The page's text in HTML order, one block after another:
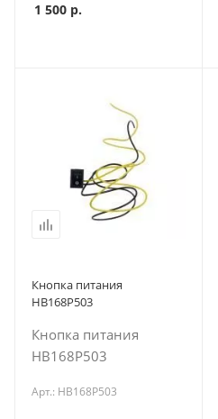
1 500 р.
Кнопка питания
HB168P503
Кнопка питания
HB168P503
Арт.: HB168P503